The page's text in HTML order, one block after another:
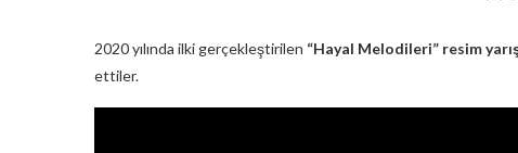
2020 yılında ilki gerçekleştirilen “Hayal Melodileri” resim
ettiler.